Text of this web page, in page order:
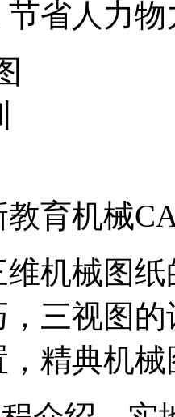
省人力物
机械
械图纸
三视图
精典机